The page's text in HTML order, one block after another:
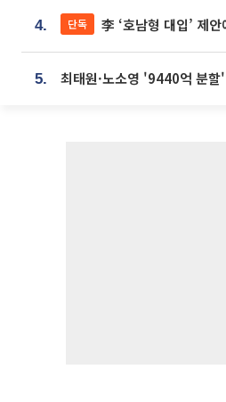
4. 단독 李 ‘호남형 대입’ 제안에 교육청·지
5.